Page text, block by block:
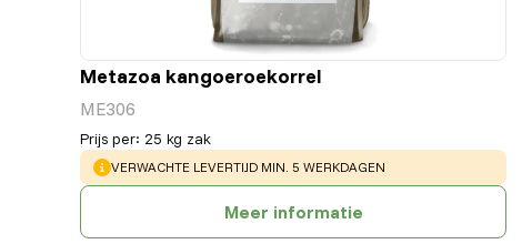
Metazoa kangoeroekorrel
ME306
Prijs per: 25 kg zak
WARNING:
VERWACHTE LEVERTIJD MIN. 5 WERKDAGEN
Meer informatie